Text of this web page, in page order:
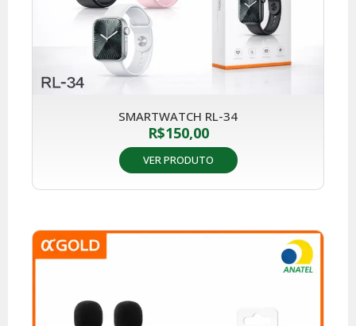
SMARTWATCH RL-34
R$150,00
VER PRODUTO